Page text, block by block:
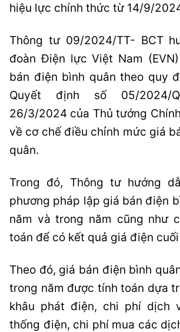
hiệu lực chính thức từ 14/9/
Thông tư 09/2024/TT- BCT
đoàn Điện lực Việt Nam
bán điện bình quân theo quy
Quyết định số 05/2024/
26/3/2024 của Thủ tướng
về cơ chế điều chỉnh mức giá
quân.
Trong đó, Thông tư hướng
phương pháp lập giá bán điện
năm và trong năm cũng như
toán để có kết quả giá điện
Theo đó, giá bán điện bình
trong năm được tính toán dựa
khâu phát điện, chi phí dịch
thống điện, chi phí mua các